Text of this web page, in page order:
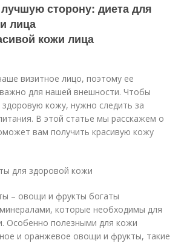
сторону: диета для
лица
кожи лица
визитное лицо, поэтому ее
для нашей внешности. Чтобы
кожу, нужно следить за
В этой статье мы расскажем о
вам получить красивую кожу
для здоровой кожи
– овощи и фрукты богаты
которые необходимы для
Особенно полезными для кожи
и оранжевое овощи и фрукты, такие